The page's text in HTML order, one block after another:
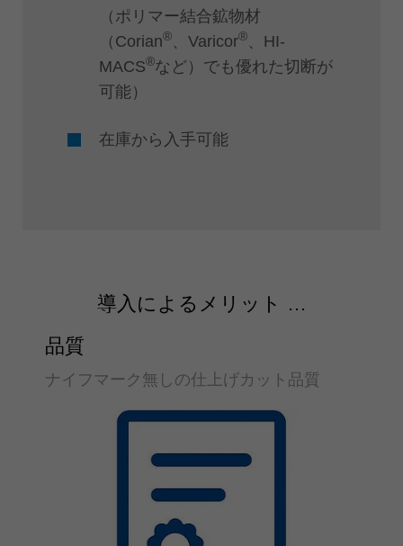
（ポリマー結合鉱物材
（Corian® 、Varicor®
、HI-
MACS®など）でも優れた切断が
可能）
在庫から入手可能
導入によるメリット …
品質
ナイフマーク無しの仕上げカット品質